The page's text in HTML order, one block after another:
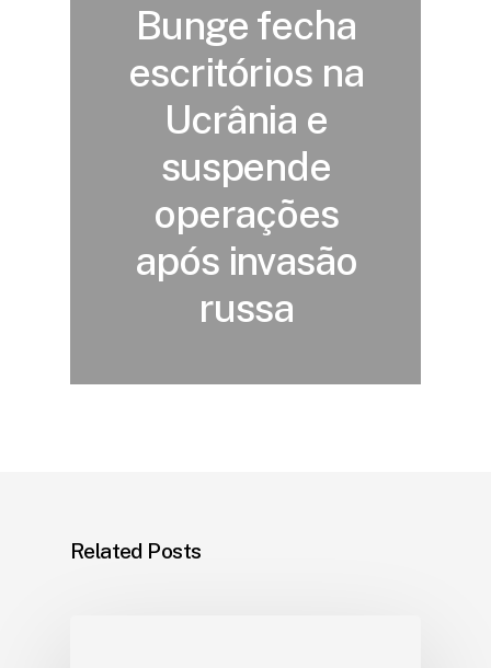
Bunge fecha
escritórios na
Ucrânia e
suspende
operações
após invasão
russa
Related Posts